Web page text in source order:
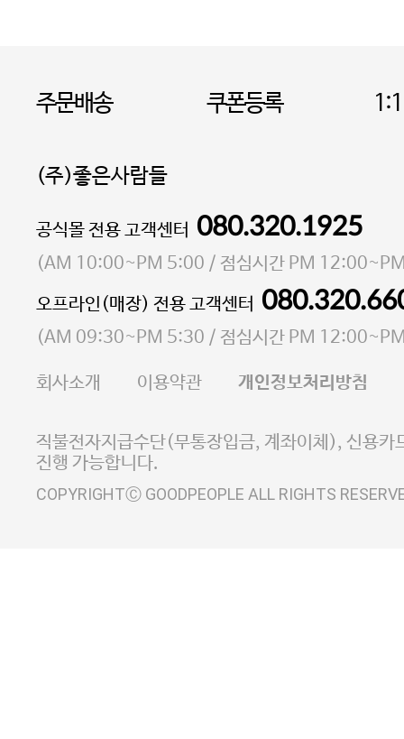
주문배송 쿠폰등록
(주)좋은사람들
대표 이성현,박영환| 개인정보관리책임자 김상현
소재지 서울특별시 마포구 마포대로4다길 41 마포
통신판매업 신고번호 2023-서울마포-3931호
사업자등록번호 105-81-58242
E-MAIL goodpeople@gpin.co.kr
이니시스 에스크로 서비
공식몰 전용 고객센터 080.320.1925
(AM 10:00~PM 5:00 / 점심시간 PM
오프라인(매장) 전용 고객센터
(AM 09:30~PM 5:30 / 점심시간 PM
회사소개 이용약관 개인정보처리방침
직불전자지급수단(무통장입금, 계좌이체), 신용카
진행 가능합니다.
COPYRIGHTⒸ GOODPEOPLE ALL RIGHTS